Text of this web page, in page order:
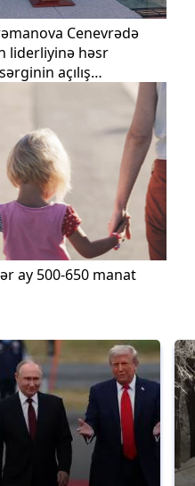
Cenevrədə
liderliyinə həsr
açılış
edib
ay 500-650 manat